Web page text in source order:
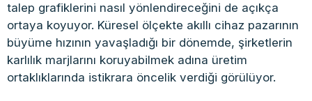
talep grafiklerini nasıl yönlendireceğini de açıkça
ortaya koyuyor. Küresel ölçekte akıllı cihaz pazarının
büyüme hızının yavaşladığı bir dönemde, şirketlerin
karlılık marjlarını koruyabilmek adına üretim
ortaklıklarında istikrara öncelik verdiği görülüyor.